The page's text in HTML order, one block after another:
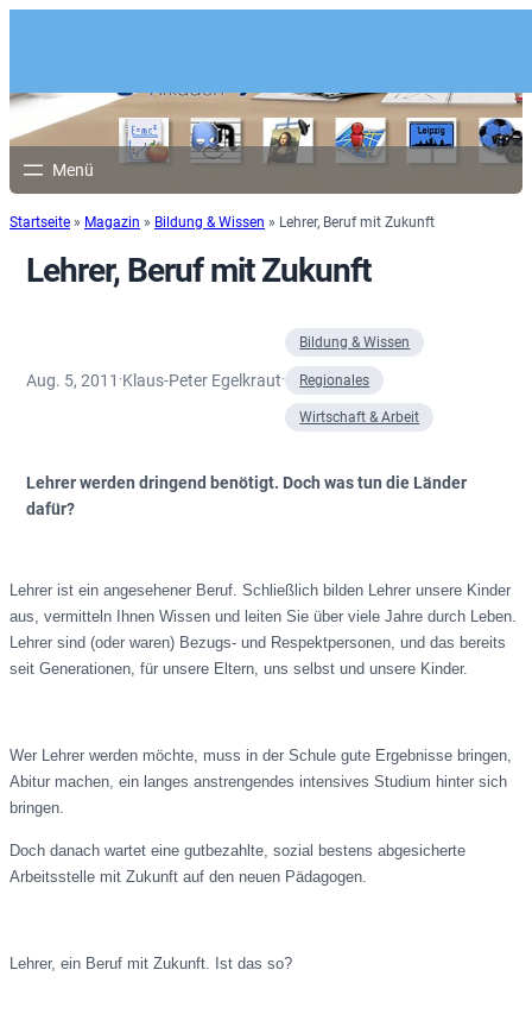
Startseite » Magazin » Bildung & Wissen » Lehrer, Beruf mit Zukunft
Lehrer, Beruf mit Zukunft
Aug. 5, 2011 ·Klaus-Peter Egelkraut·
Bildung & Wissen
Regionales
Wirtschaft & Arbeit
Lehrer werden dringend benötigt. Doch was tun die Länder
dafür?
Lehrer ist ein angesehener Beruf. Schließlich bilden Lehrer unsere Kinder
aus, vermitteln Ihnen Wissen und leiten Sie über viele Jahre durch Leben.
Lehrer sind (oder waren) Bezugs- und Respektpersonen, und das bereits
seit Generationen, für unsere Eltern, uns selbst und unsere Kinder.
Wer Lehrer werden möchte, muss in der Schule gute Ergebnisse bringen,
Abitur machen, ein langes anstrengendes intensives Studium hinter sich
bringen.
Doch danach wartet eine gutbezahlte, sozial bestens abgesicherte
Arbeitsstelle mit Zukunft auf den neuen Pädagogen.
Lehrer, ein Beruf mit Zukunft. Ist das so?